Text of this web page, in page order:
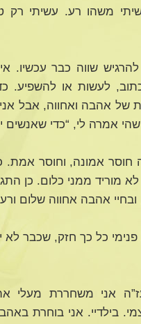
משהו רע. עשיתי רק
שווה כבר עכשיו.
לעשות או להשפיע.
של אהבה ואחווה, אבל
אמרה לי, “כדי
חוסר אמונה, וחוסר אמת.
מוריד ממני כלום. כן
אהבה אחווה שלום
פנימי כל כך חזק, שכבר
אני משחררת
בילדיי. אני בוחרת